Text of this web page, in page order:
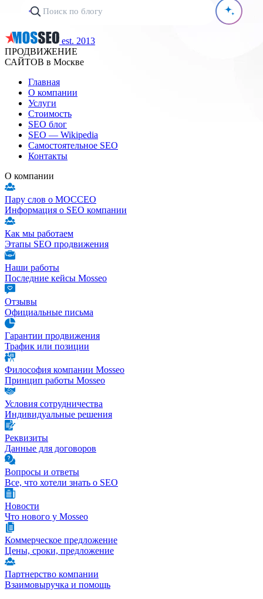
est. 2013
ПРОДВИЖЕНИЕ
САЙТОВ в Москве
Главная
О компании
Услуги
Стоимость
SEO блог
SEO — Wikipedia
Самостоятельное SEO
Контакты
О компании
Пару слов о МОССЕО
Информация о SEO компании
Как мы работаем
Этапы SEO продвижения
Наши работы
Последние кейсы Mosseo
Отзывы
Официальные письма
Гарантии продвижения
Трафик или позиции
Философия компании Mosseo
Принцип работы Mosseo
Условия сотрудничества
Индивидуальные решения
Реквизиты
Данные для договоров
Вопросы и ответы
Все, что хотели знать о SEO
Новости
Что нового у Mosseo
Коммерческое предложение
Цены, сроки, предложение
Партнерство компании
Взаимовыручка и помощь